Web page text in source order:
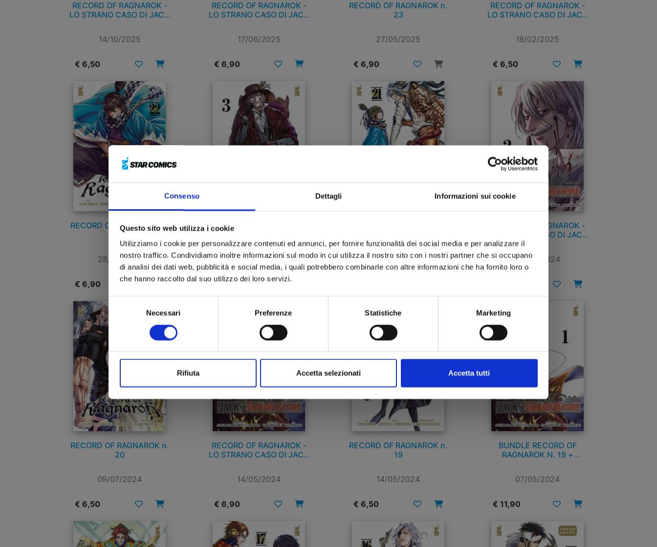
Consenso Dettagli Informazioni sui cookie
Questo sito web utilizza i cookie
Utilizziamo i cookie per personalizzare contenuti ed annunci, per fornire funzionalità dei social media e per analizzare il
nostro traffico. Condividiamo inoltre informazioni sul modo in cui utilizza il nostro sito con i nostri partner che si occupano
di analisi dei dati web, pubblicità e social media, i quali potrebbero combinarle con altre informazioni che ha fornito loro o
che hanno raccolto dal suo utilizzo dei loro servizi.
del
consenso
Necessari Preferenze Statistiche Marketing
Rifiuta Accetta selezionati Accetta tutti
RECORD OF RAGNAROK -
LO STRANO CASO DI JACK
14/10/2025
€ 6,50
RECORD OF RAGNAROK -
LO STRANO CASO DI JACK
17/06/2025
€ 6,90
RECORD OF RAGNAROK n.
23
27/05/2025
€ 6,90
RECORD OF RAGNAROK -
LO STRANO CASO DI JACK
18/02/2025
€ 6,50
RECORD OF RAGNAROK n.
22
28/01/2025
€ 6,90
RECORD OF RAGNAROK -
LO SQUARTATORE n. 3
19/11/2024
€ 6,90
22/10/2024
RECORD OF RAGNAROK -
LO STRANO CASO DI JACK
LO SQUARTATORE n. 2
03/09/2024
RECORD OF RAGNAROK n.
20
09/07/2024
€ 6,50
RECORD OF RAGNAROK -
LO STRANO CASO DI JACK
14/05/2024
€ 6,90
RECORD OF RAGNAROK n.
19
14/05/2024
€ 6,50
BUNDLE RECORD OF
RAGNAROK N. 19 +
LO SQUARTATORE N. 1
07/05/2024
€ 11,90